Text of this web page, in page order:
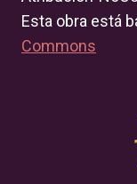
Esta obra está
Commons